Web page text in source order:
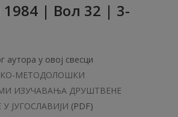
| Вол 32 | 3-
аутора у овој свесци
МЕТОДОЛОШКИ
ИЗУЧАВАЊА ДРУШТВЕНЕ
У ЈУГОСЛАВИЈИ (PDF)